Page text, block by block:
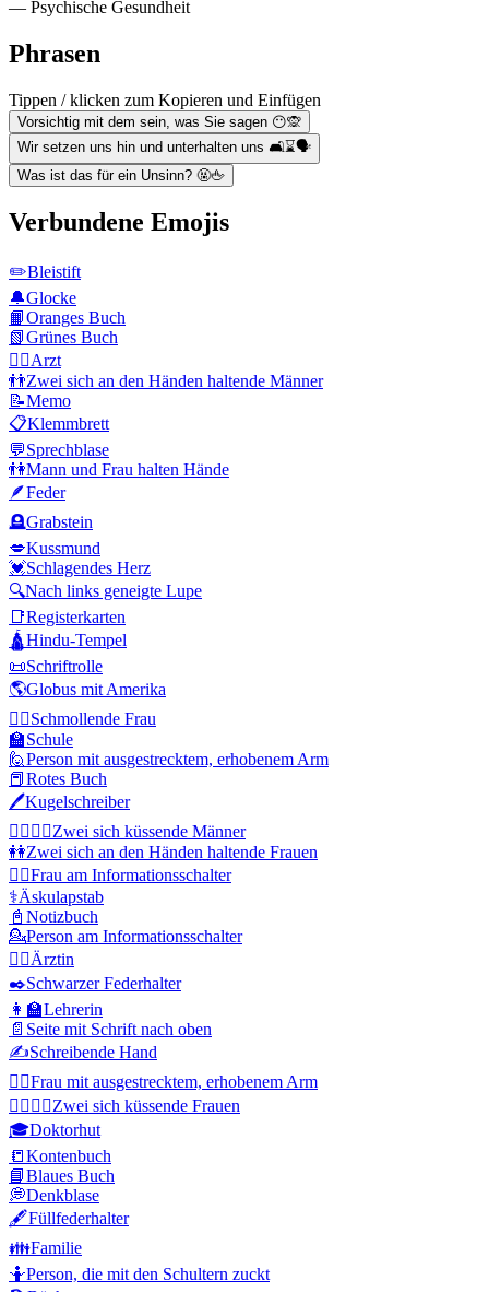
— Psychische Gesundheit
Phrasen
Tippen / klicken zum Kopieren und Einfügen
Vorsichtig mit dem sein, was Sie sagen 😶🙊
Wir setzen uns hin und unterhalten uns 🛋⌛🗣
Was ist das für ein Unsinn? 🤬🖕
Verbundene Emojis
✏️Bleistift
🔔Glocke
📙Oranges Buch
📗Grünes Buch
👨‍⚕️Arzt
👬Zwei sich an den Händen haltende Männer
📝Memo
📋Klemmbrett
💬Sprechblase
👫Mann und Frau halten Hände
🪶Feder
🪦Grabstein
💋Kussmund
💓Schlagendes Herz
🔍Nach links geneigte Lupe
📑Registerkarten
🛕Hindu-Tempel
📜Schriftrolle
🌎Globus mit Amerika
🙎‍♀️Schmollende Frau
🏫Schule
🙋Person mit ausgestrecktem, erhobenem Arm
📕 Rotes Buch
🖊️Kugelschreiber
👨‍❤️‍💋‍👨Zwei sich küssende Männer
👭Zwei sich an den Händen haltende Frauen
💁‍♀️Frau am Informationsschalter
⚕️Äskulapstab
📓 Notizbuch
💁Person am Informationsschalter
👩‍⚕️Ärztin
✒️Schwarzer Federhalter
👩‍🏫Lehrerin
📄 Seite mit Schrift nach oben
✍️Schreibende Hand
🙋‍♀️Frau mit ausgestrecktem, erhobenem Arm
👩‍❤️‍💋‍👩Zwei sich küssende Frauen
🎓Doktorhut
📒Kontenbuch
📘Blaues Buch
💭Denkblase
🖋️Füllfederhalter
👪Familie
🤷Person, die mit den Schultern zuckt